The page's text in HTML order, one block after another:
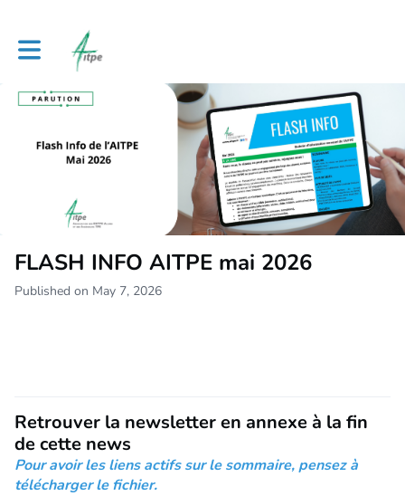
Toggle main navigation
FLASH INFO AITPE mai 2026
Published on May 7, 2026
Retrouver la newsletter en annexe à la fin
de cette news
Pour avoir les liens actifs sur le sommaire, pensez à
télécharger le fichier.